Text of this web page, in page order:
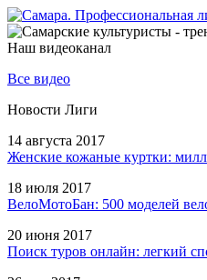
Наш видеоканал
Все видео
Новости Лиги
14 августа 2017
Женские кожаные куртки:
18 июля 2017
ВелоМотоБан: 500 моделей
20 июня 2017
Поиск туров онлайн: легкий